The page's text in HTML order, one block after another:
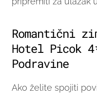
Romantični
Hotel Picok
Podravine
Ako želite spojiti